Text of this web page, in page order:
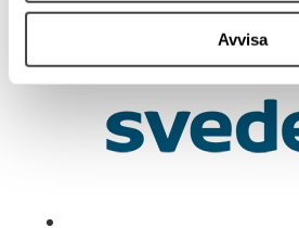
Avvisa